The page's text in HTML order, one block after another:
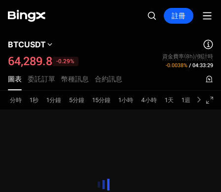
註冊
BTCUSDT
64,289.8 -0.29%
資金費率(8h)/倒計時
-0.0038% / 04:33:29
圖表 委託訂單 幣種訊息 合約訊息
分時 1秒 1分鐘 5分鐘 15分鐘 1小時 4小時 1天 1週